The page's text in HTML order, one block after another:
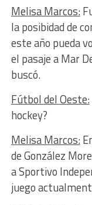
Melisa Marcos:
la posibidad de
este año pueda
el pasaje a Mar
buscó.
Fútbol del Oeste:
hockey?
Melisa Marcos:
de González
a Sportivo
juego